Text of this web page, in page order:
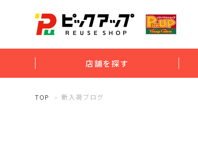
店舗を探す
TOP 新入荷ブログ